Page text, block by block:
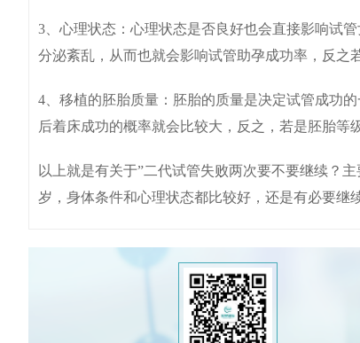
3、心理状态：心理状态是否良好也会直接影响试
分泌紊乱，从而也就会影响试管助孕成功率，反之
4、移植的胚胎质量：胚胎的质量是决定试管成功
后着床成功的概率就会比较大，反之，若是胚胎等
以上就是有关于”二代试管失败两次要不要继续？
岁，身体条件和心理状态都比较好，还是有必要继